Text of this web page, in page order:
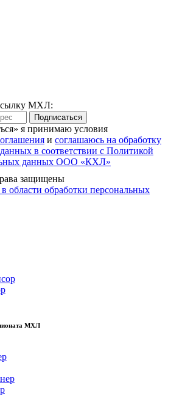
МХЛ:
Подписаться
я принимаю условия
и соглашаюсь на обработку
в соответствии с Политикой
данных ООО «КХЛ»
защищены
области обработки персональных
МХЛ